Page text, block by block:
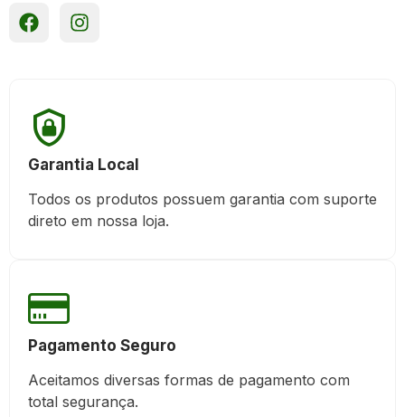
Garantia Local
Todos os produtos possuem garantia com suporte
direto em nossa loja.
Pagamento Seguro
Aceitamos diversas formas de pagamento com
total segurança.